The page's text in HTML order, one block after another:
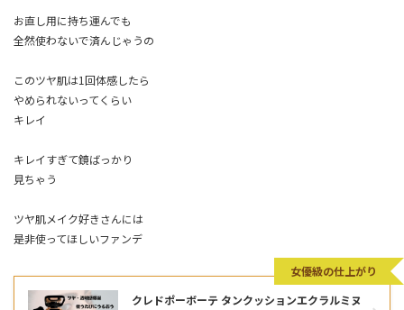
お直し用に持ち運んでも
全然使わないで済んじゃうの
このツヤ肌は1回体感したら
やめられないってくらい
キレイ
キレイすぎて鏡ばっかり
見ちゃう
ツヤ肌メイク好きさんには
是非使ってほしいファンデ
クレドポーボーテ タンクッションエクラルミヌ
女優級の仕上がり